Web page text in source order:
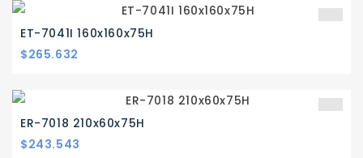
ET-7041I 160x160x75H
Precio
$265.632
ER-7018 210x60x75H
Precio
$243.543